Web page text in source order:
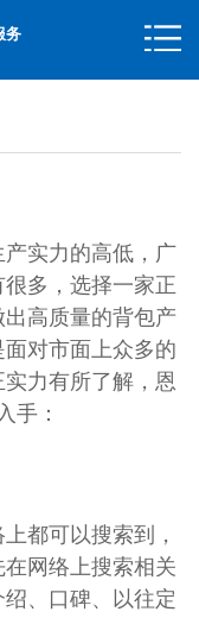
务
产实力的高低， 广
很多，选择一家正
高质量的背包产
面对市面上众多的
力有所了解， 恩
手：
都可以搜索到，
网络上搜索相关
、口碑、以往定